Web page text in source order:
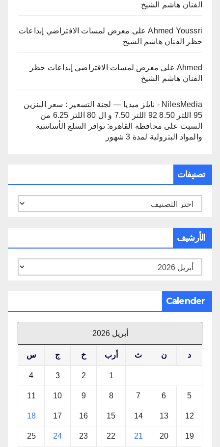
الفنان هاشم الشيخ
Ahmed Youssriعلى معرض لمسات الافتراضي إبداعات
حظر الفنان هاشم الشيخ
Ahmed على معرض لمسات الافتراضي إبداعات حظر
الفنان هاشم الشيخ
NilesMedia - نايلز ميديا — لجنة التسعير : سعر البنزين
95 اللتر 8.50 92 اللتر 7.50 و ال 80 اللتر 6.25 من
السبت على محافظة القاهرة: توافر السلع الأساسية
والمواد البترولية لمدة 3 شهور
تصنيفات
تصنيفات
الأرشيف
الأرشيف
Calender
أبريل 2026
د ن ث أرب خ ج س
1
2
3
4
5
6
7
8
9
10
11
12
13
14
15
16
17
18
19
20
21
22
23
24
25